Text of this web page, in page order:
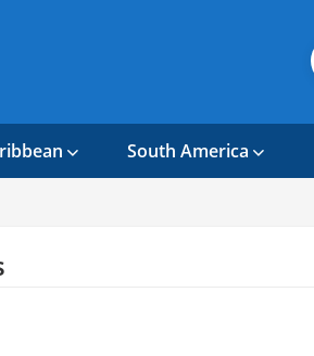
South America